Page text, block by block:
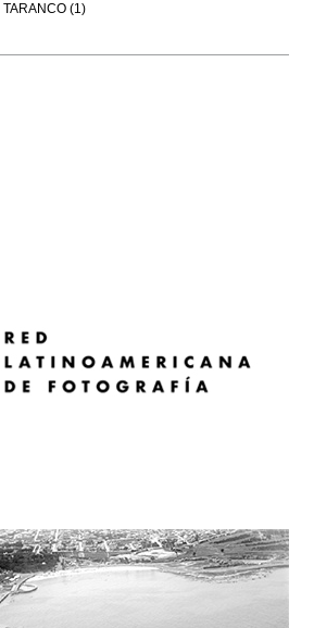
TARANCO (1)